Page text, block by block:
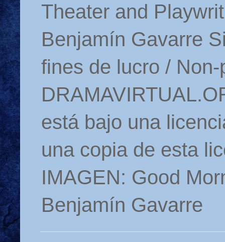
Theater and
Benjamín Gavarre
fines de lucro /
está bajo una
una copia de esta
IMAGEN: Good
Benjamín Gavarre